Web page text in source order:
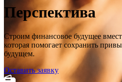
Перспектива
Строим финансовое будущее
которая помогает сохранить
будущем.
Оставить заявку